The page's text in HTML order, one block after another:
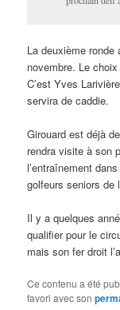
La deuxième ronde
novembre. Le
C’est Yves
servira de caddie.
Girouard est déjà
rendra visite à son
l’entraînement
golfeurs seniors de
Il y a quelques
qualifier pour le
mais son fer droit
Ce contenu a été
favori avec son